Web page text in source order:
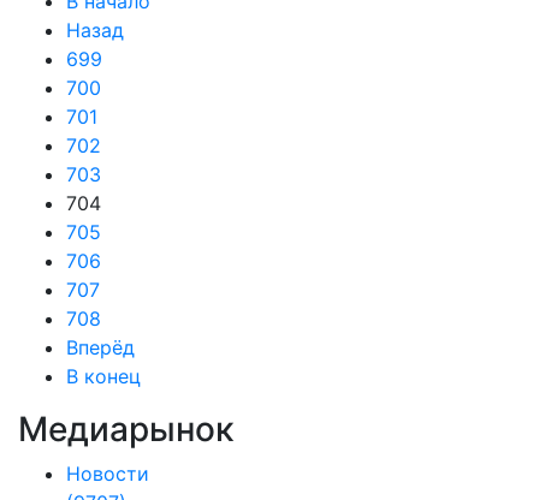
Назад
699
700
701
702
703
704
705
706
707
708
Вперёд
В конец
Медиарынок
Новости